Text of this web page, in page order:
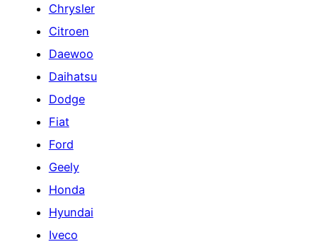
Chrysler
Citroen
Daewoo
Daihatsu
Dodge
Fiat
Ford
Geely
Honda
Hyundai
Iveco